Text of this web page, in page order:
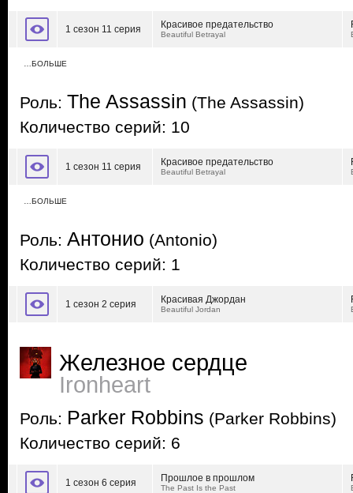
1 сезон 11 серия Красивое предательство
Beautiful Betrayal
…БОЛЬШЕ
Роль: The Assassin (The Assassin)
Количество серий: 10
1 сезон 11 серия Красивое предательство
Beautiful Betrayal
…БОЛЬШЕ
Роль: Антонио (Antonio)
Количество серий: 1
1 сезон 2 серия Красивая Джордан
Beautiful Jordan
Железное сердце
Ironheart
Роль: Parker Robbins (Parker Robbins)
Количество серий: 6
1 сезон 6 серия Прошлое в прошлом
The Past Is the Past